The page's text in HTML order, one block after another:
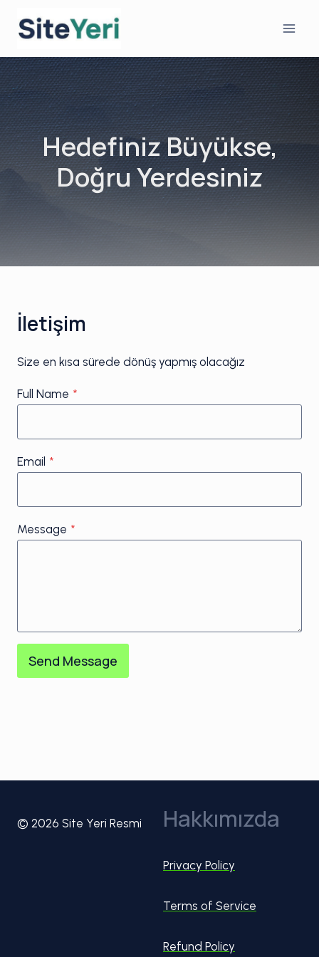
Hedefiniz Büyükse,
Doğru Yerdesiniz
İletişim
Size en kısa sürede dönüş yapmış olacağız
Full Name *
Email *
Message *
Send Message
© 2026 Site Yeri Resmi Hakkımızda
Privacy Policy
Terms of Service
Refund Policy